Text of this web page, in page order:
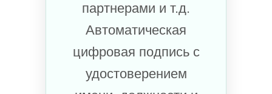
партнерами и т.д.
Автоматическая
цифровая подпись с
удостоверением